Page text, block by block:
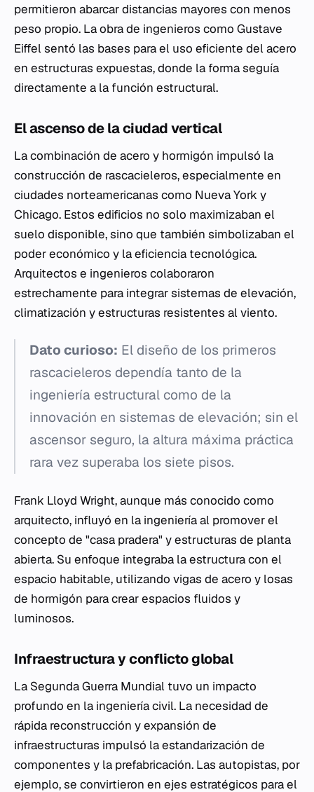
permitieron abarcar distancias mayores con menos
peso propio. La obra de ingenieros como Gustave
Eiffel sentó las bases para el uso eficiente del acero
en estructuras expuestas, donde la forma seguía
directamente a la función estructural.
El ascenso de la ciudad vertical
La combinación de acero y hormigón impulsó la
construcción de rascacieleros, especialmente en
ciudades norteamericanas como Nueva York y
Chicago. Estos edificios no solo maximizaban el
suelo disponible, sino que también simbolizaban el
poder económico y la eficiencia tecnológica.
Arquitectos e ingenieros colaboraron
estrechamente para integrar sistemas de elevación,
climatización y estructuras resistentes al viento.
Dato curioso: El diseño de los primeros
rascacieleros dependía tanto de la
ingeniería estructural como de la
innovación en sistemas de elevación; sin el
ascensor seguro, la altura máxima práctica
rara vez superaba los siete pisos.
Frank Lloyd Wright, aunque más conocido como
arquitecto, influyó en la ingeniería al promover el
concepto de "casa pradera" y estructuras de planta
abierta. Su enfoque integraba la estructura con el
espacio habitable, utilizando vigas de acero y losas
de hormigón para crear espacios fluidos y
luminosos.
Infraestructura y conflicto global
La Segunda Guerra Mundial tuvo un impacto
profundo en la ingeniería civil. La necesidad de
rápida reconstrucción y expansión de
infraestructuras impulsó la estandarización de
componentes y la prefabricación. Las autopistas, por
ejemplo, se convirtieron en ejes estratégicos para el